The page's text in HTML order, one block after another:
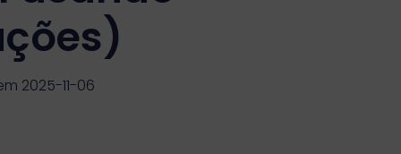
2025-11-06